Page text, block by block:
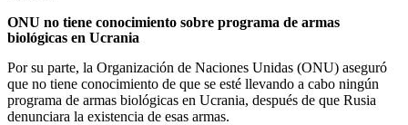
ONU no tiene conocimiento sobre programa de armas
biológicas en Ucrania
Por su parte, la Organización de Naciones Unidas (ONU) aseguró
que no tiene conocimiento de que se esté llevando a cabo ningún
programa de armas biológicas en Ucrania, después de que Rusia
denunciara la existencia de esas armas.